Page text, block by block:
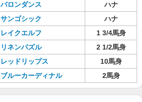
バロンダンス
ハナ
サンゴシック
ハナ
レイクエルフ
1 3/4馬身
リネンパズル
2 1/2馬身
レッドリップス
10馬身
ブルーカーディナル 2馬身